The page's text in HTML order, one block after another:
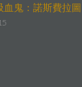
血鬼：諾斯費拉